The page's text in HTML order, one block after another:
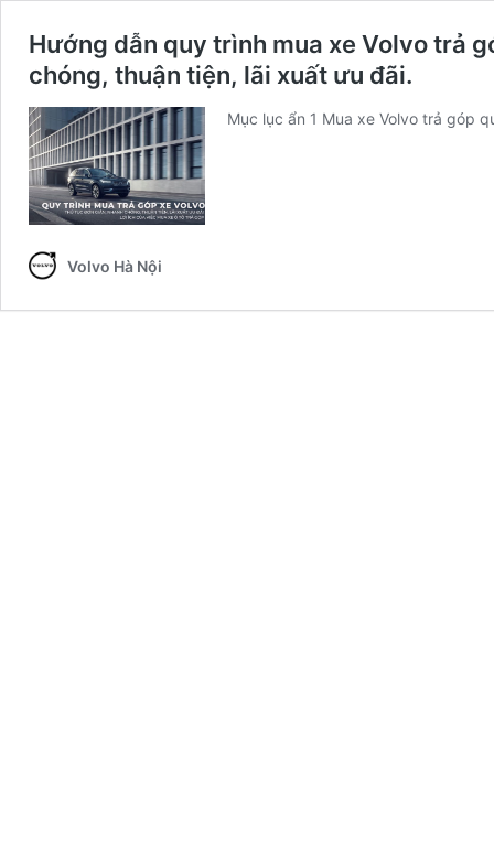
Hướng dẫn quy trình mua xe Volvo trả
chóng, thuận tiện, lãi xuất ưu đãi.
Mục lục ẩn 1 Mua xe Volvo trả góp
Volvo Hà Nội